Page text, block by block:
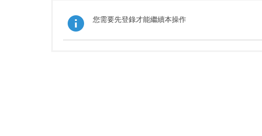
您需要先登錄才能繼續本操作